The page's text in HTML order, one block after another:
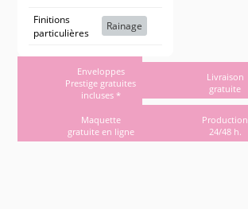
Finitions
particulières
Rainage
Enveloppes
Prestige gratuites
incluses *
Livraison
gratuite
Maquette
gratuite en ligne
Production
24/48 h.